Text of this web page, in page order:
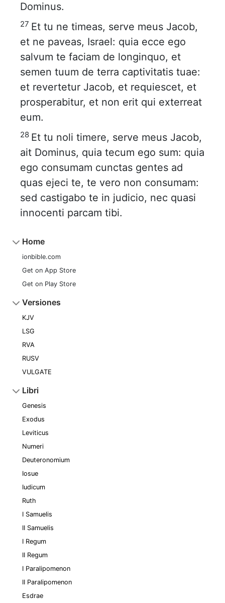
Home
ionbible.com
Get on App Store
Get on Play Store
Versiones
KJV
LSG
RVA
RUSV
VULGATE
Libri
Genesis
Exodus
Leviticus
Numeri
Deuteronomium
Iosue
Iudicum
Ruth
I Samuelis
II Samuelis
I Regum
II Regum
I Paralipomenon
II Paralipomenon
Esdrae
Dominus.
27 Et tu ne timeas, serve meus Jacob,
et ne paveas, Israel: quia ecce ego
salvum te faciam de longinquo, et
semen tuum de terra captivitatis tuae:
et revertetur Jacob, et requiescet, et
prosperabitur, et non erit qui exterreat
eum.
28 Et tu noli timere, serve meus Jacob,
ait Dominus, quia tecum ego sum: quia
ego consumam cunctas gentes ad
quas ejeci te, te vero non consumam:
sed castigabo te in judicio, nec quasi
innocenti parcam tibi.